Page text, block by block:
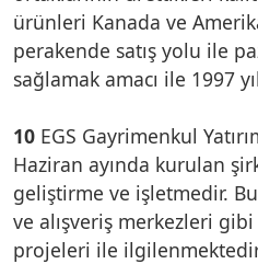
ürünleri Kanada ve
perakende satış yolu ile
sağlamak amacı ile 1997
10 EGS Gayrimenkul
Haziran ayında kurulan
geliştirme ve işletmedir.
ve alışveriş merkezleri
projeleri ile